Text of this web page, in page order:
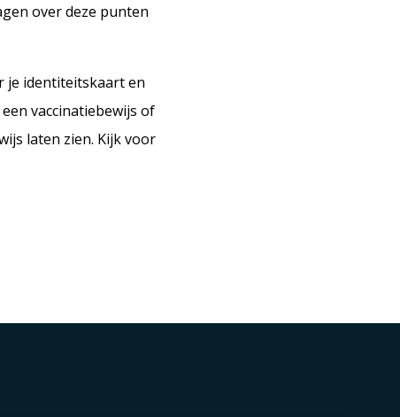
over deze punten
je identiteitskaart en
vaccinatiebewijs of
laten zien. Kijk voor